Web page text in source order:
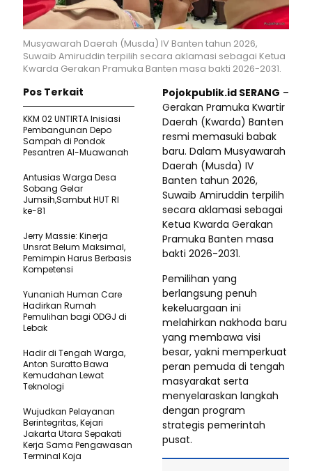
Musyawarah Daerah (Musda) IV Banten tahun 2026,
Suwaib Amiruddin terpilih secara aklamasi sebagai Ketua
Kwarda Gerakan Pramuka Banten masa bakti 2026-2031.
Pojokpublik.id SERANG –
Gerakan Pramuka Kwartir
Daerah (Kwarda) Banten
resmi memasuki babak
baru. Dalam Musyawarah
Daerah (Musda) IV
Banten tahun 2026,
Suwaib Amiruddin terpilih
secara aklamasi sebagai
Ketua Kwarda Gerakan
Pramuka Banten masa
bakti 2026-2031.
Pemilihan yang
berlangsung penuh
kekeluargaan ini
melahirkan nakhoda baru
yang membawa visi
besar, yakni memperkuat
peran pemuda di tengah
masyarakat serta
menyelaraskan langkah
dengan program
strategis pemerintah
pusat.
Pos Terkait
KKM 02 UNTIRTA Inisiasi
Pembangunan Depo
Sampah di Pondok
Pesantren Al-Muawanah
Antusias Warga Desa
Sobang Gelar
Jumsih,Sambut HUT RI
ke-81
Jerry Massie: Kinerja
Unsrat Belum Maksimal,
Pemimpin Harus Berbasis
Kompetensi
Yunaniah Human Care
Hadirkan Rumah
Pemulihan bagi ODGJ di
Lebak
Hadir di Tengah Warga,
Anton Suratto Bawa
Kemudahan Lewat
Teknologi ​
Wujudkan Pelayanan
Berintegritas, Kejari
Jakarta Utara Sepakati
Kerja Sama Pengawasan
Terminal Koja